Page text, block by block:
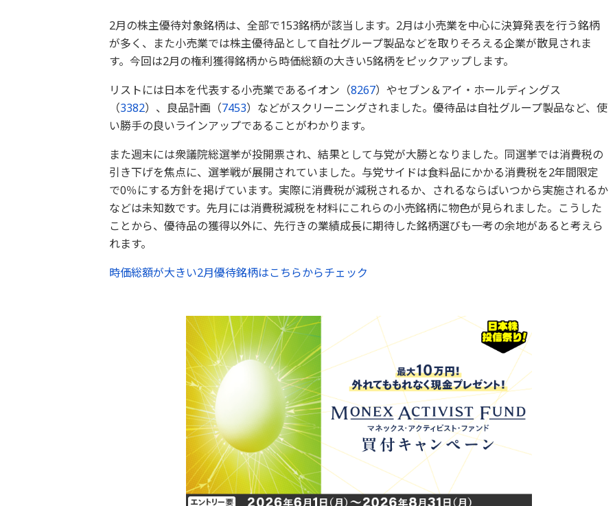
2月の株主優待対象銘柄は、全部で153銘柄が該当します。2月は小売業を中心に決算発表を行う銘柄
が多く、また小売業では株主優待品として自社グループ製品などを取りそろえる企業が散見されま
す。今回は2月の権利獲得銘柄から時価総額の大きい5銘柄をピックアップします。
リストには日本を代表する小売業であるイオン（8267）やセブン＆アイ・ホールディングス
（3382）、良品計画（7453）などがスクリーニングされました。優待品は自社グループ製品など、使
い勝手の良いラインアップであることがわかります。
また週末には衆議院総選挙が投開票され、結果として与党が大勝となりました。同選挙では消費税の
引き下げを焦点に、選挙戦が展開されていました。与党サイドは食料品にかかる消費税を2年間限定
で0％にする方針を掲げています。実際に消費税が減税されるか、されるならばいつから実施されるか
などは未知数です。先月には消費税減税を材料にこれらの小売銘柄に物色が見られました。こうした
ことから、優待品の獲得以外に、先行きの業績成長に期待した銘柄選びも一考の余地があると考えら
れます。
時価総額が大きい2月優待銘柄はこちらからチェック